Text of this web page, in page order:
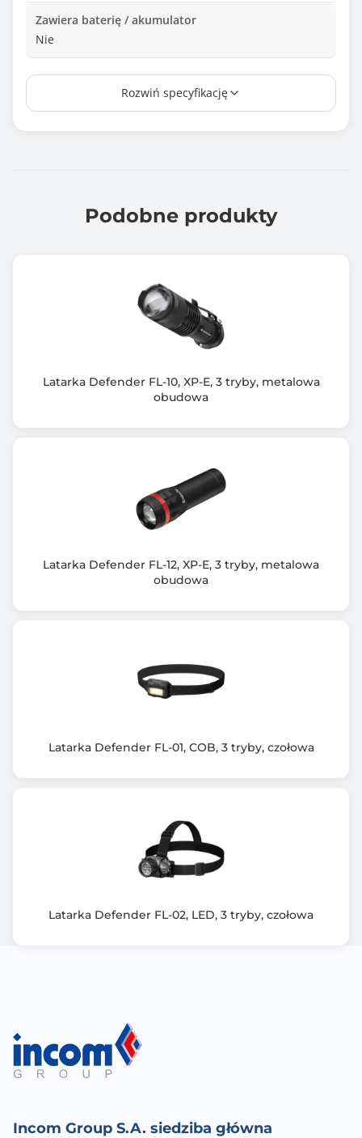
Zawiera baterię / akumulator
Nie
Informacje dodatkowe
Źródło światła: 24 LED
Obudowa wykonana z wysokiej jakości tworzywa
Uchwyt: magnetyczny klip lub hak
Wymiary: 16*1.5 cm
Rozwiń specyfikację
Podobne produkty
Latarka Defender FL-10, XP-E, 3 tryby, metalowa
obudowa
Latarka Defender FL-12, XP-E, 3 tryby, metalowa
obudowa
Latarka Defender FL-01, COB, 3 tryby, czołowa
Latarka Defender FL-02, LED, 3 tryby, czołowa
Incom Group S.A. siedziba główna